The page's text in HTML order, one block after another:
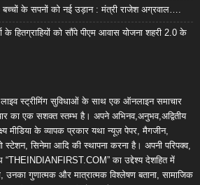
बच्चों के सपनों को नई उड़ान : मंत्री राजेश अग्रवाल….
के हितग्राहियों को सौंपे पीएम आवास योजना शहरी 2.0 के
स्ट्रीमिंग सुविधाओं के साथ एक ऑनलाइन समाचार
का एक सशक्त स्तम्भ है। अपने अभिनव,अनुभव,अद्वितीय
मीडिया के व्यापक प्रकार यथा न्यूज़ पेपर, मैगजीन,
स्टेशन, सिनेमा आदि की स्थापना करना है। अपनी परिपक्व,
“THEINDIANFIRST.COM” का उद्देश्य देशहित में
गुणात्मक और मात्रात्मक विश्लेषण बताना, सामाजिक